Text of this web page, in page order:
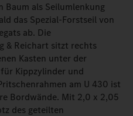
Baum als Seilumlenkung
das Spezial-Forstseil von
ab. Die
& Reichart sitzt rechts
Kasten unter der
Kippzylinder und
am U 430 ist
Bordwände. Mit 2,0 x 2,05
des geteilten